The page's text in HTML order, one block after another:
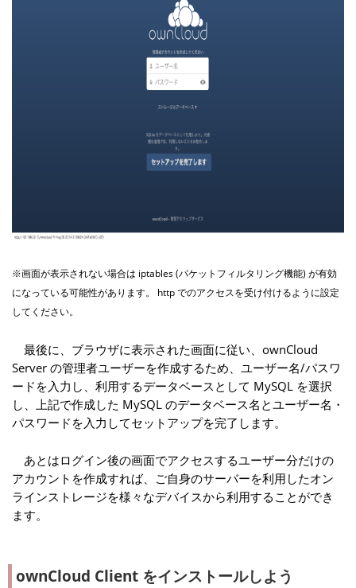
※画面が表示されない場合は iptables (パケットフィルタリング機能) が有効
になっている可能性があります。 http でのアクセスを受け付けるように設定
してください。
最後に、ブラウザに表示された画面に従い、ownCloud
Server の管理者ユーザーを作成するため、ユーザー名/パスワ
ードを入力し、利用するデータベースとして MySQL を選択
し、上記で作成した MySQL のデータベース名とユーザー名・
パスワードを入力してセットアップを完了します。
あとはログイン後の画面でアクセスするユーザー分だけの
アカウントを作成すれば、ご自身のサーバーを利用したオン
ラインストレージを様々なデバイスから利用することができ
ます。
ownCloud Client をインストールしよう